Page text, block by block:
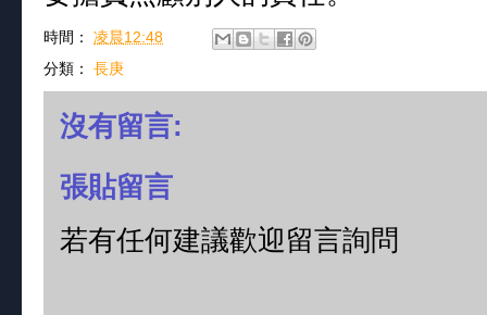
時間： 凌晨12:48
分類： 長庚
沒有留言:
張貼留言
若有任何建議歡迎留言詢問